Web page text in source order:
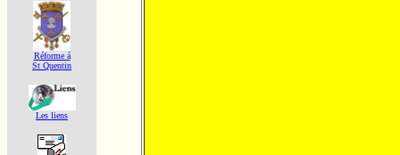
Réforme á
St Quentin
Les liens